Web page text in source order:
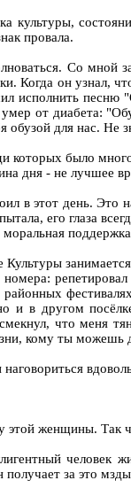
культуры,
провала.
Со
Когда он узнал,
исполнить песню
от диабета:
для нас. Не
которых было
дня - не лучшее
в этот день. Это
его глаза
и в другом
что меня
кому ты можешь
этой женщины. Так
человек
за это